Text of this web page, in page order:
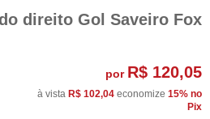
direito Gol Saveiro Fox
por R$ 120,05
à vista R$ 102,04 economize 15% no
Pix